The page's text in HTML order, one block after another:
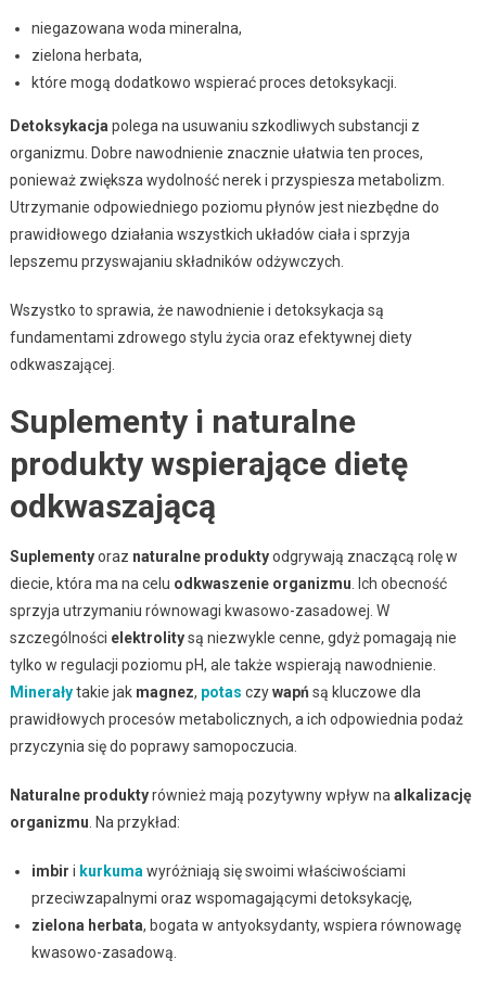
niegazowana woda mineralna,
zielona herbata,
które mogą dodatkowo wspierać proces detoksykacji.
Detoksykacjapolega na usuwaniu szkodliwych substancji z
organizmu. Dobre nawodnienie znacznie ułatwia ten proces,
ponieważ zwiększa wydolność nerek i przyspiesza metabolizm.
Utrzymanie odpowiedniego poziomu płynów jest niezbędne do
prawidłowego działania wszystkich układów ciała i sprzyja
lepszemu przyswajaniu składników odżywczych.
Wszystko to sprawia, że nawodnienie i detoksykacja są
fundamentami zdrowego stylu życia oraz efektywnej diety
odkwaszającej.
Suplementy i naturalne
produkty wspierające dietę
odkwaszającą
Suplementyoraz naturalne produktyodgrywają znaczącą rolę w
diecie, która ma na celu odkwaszenie organizmu. Ich obecność
sprzyja utrzymaniu równowagi kwasowo-zasadowej. W
szczególności elektrolitysą niezwykle cenne, gdyż pomagają nie
tylko w regulacji poziomu pH, ale także wspierają nawodnienie.
Minerałytakie jak magnez, potas czywapń są kluczowe dla
prawidłowych procesów metabolicznych, a ich odpowiednia podaż
przyczynia się do poprawy samopoczucia.
Naturalne produktyrównież mają pozytywny wpływ naalkalizację
organizmu. Na przykład:
imbir i kurkumawyróżniają się swoimi właściwościami
przeciwzapalnymi oraz wspomagającymi detoksykację,
zielona herbata, bogata w antyoksydanty, wspiera równowagę
kwasowo-zasadową.